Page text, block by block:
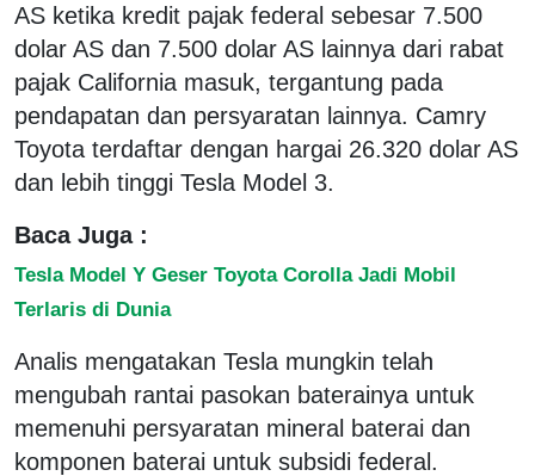
AS ketika kredit pajak federal sebesar 7.500
dolar AS dan 7.500 dolar AS lainnya dari rabat
pajak California masuk, tergantung pada
pendapatan dan persyaratan lainnya. Camry
Toyota terdaftar dengan hargai 26.320 dolar AS
dan lebih tinggi Tesla Model 3.
Baca Juga :
Tesla Model Y Geser Toyota Corolla Jadi Mobil
Terlaris di Dunia
Analis mengatakan Tesla mungkin telah
mengubah rantai pasokan baterainya untuk
memenuhi persyaratan mineral baterai dan
komponen baterai untuk subsidi federal.